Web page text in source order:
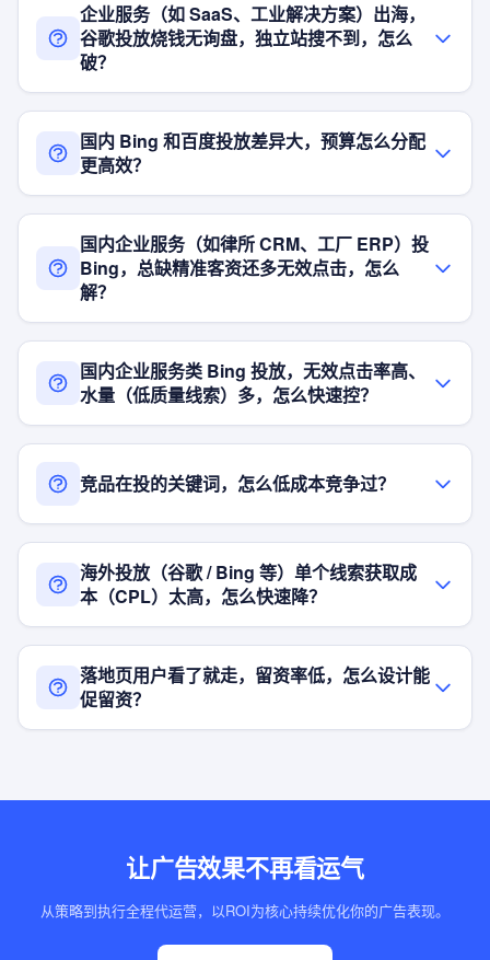
企业服务（如 SaaS、工业解决方案）出海，
谷歌投放烧钱无询盘，独立站搜不到，怎么
破？
国内 Bing 和百度投放差异大，预算怎么分配
更高效？
国内企业服务（如律所 CRM、工厂 ERP）投
Bing，总缺精准客资还多无效点击，怎么
解？
国内企业服务类 Bing 投放，无效点击率高、
水量（低质量线索）多，怎么快速控？
竞品在投的关键词，怎么低成本竞争过？
海外投放（谷歌 / Bing 等）单个线索获取成
本（CPL）太高，怎么快速降？
落地页用户看了就走，留资率低，怎么设计能
促留资？
让广告效果不再看运气
从策略到执行全程代运营，以ROI为核心持续优化你的广告表现。